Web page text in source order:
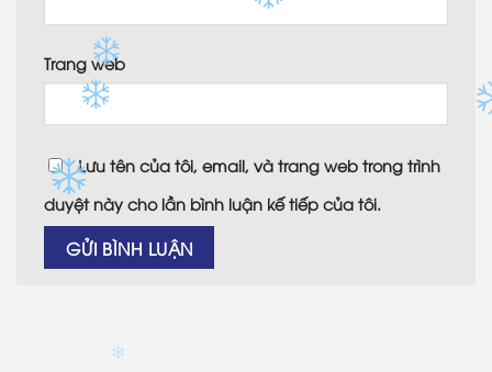
Trang web
Lưu tên của tôi, email, và trang web trong trình
duyệt này cho lần bình luận kế tiếp của tôi.